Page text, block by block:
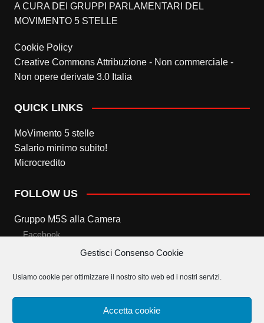
Gestisci Consenso Cookie
Usiamo cookie per ottimizzare il nostro sito web ed i nostri servizi.
Accetta cookie
A CURA DEI GRUPPI PARLAMENTARI DEL
MOVIMENTO 5 STELLE
Cookie Policy
Creative Commons Attribuzione - Non commerciale -
Non opere derivate 3.0 Italia
QUICK LINKS
MoVimento 5 stelle
Salario minimo subito!
Microcredito
FOLLOW US
Gruppo M5S alla Camera
Facebook